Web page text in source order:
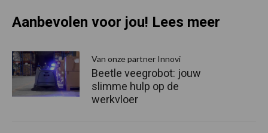
Aanbevolen voor jou! Lees meer
Van onze partner Innovi
Beetle veegrobot: jouw
slimme hulp op de
werkvloer